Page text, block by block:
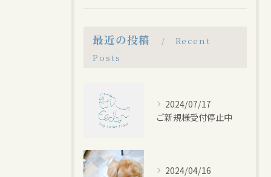
最近の投稿
Recent
Posts
2024/07/17
ご新規様受付停止中
2024/04/16